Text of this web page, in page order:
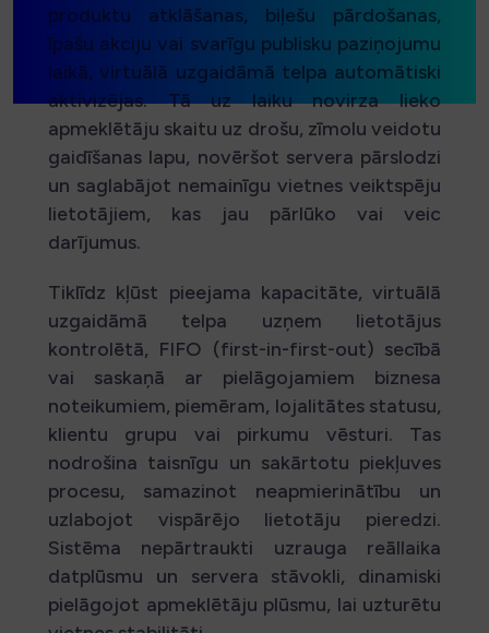
produktu atklāšanas, biļešu pārdošanas,
īpašu akciju vai svarīgu publisku paziņojumu
laikā, virtuālā uzgaidāmā telpa automātiski
aktivizējas. Tā uz laiku novirza lieko
apmeklētāju skaitu uz drošu, zīmolu veidotu
gaidīšanas lapu, novēršot servera pārslodzi
un saglabājot nemainīgu vietnes veiktspēju
lietotājiem, kas jau pārlūko vai veic
darījumus.
Tiklīdz kļūst pieejama kapacitāte, virtuālā
uzgaidāmā telpa uzņem lietotājus
kontrolētā, FIFO (first-in-first-out) secībā
vai saskaņā ar pielāgojamiem biznesa
noteikumiem, piemēram, lojalitātes statusu,
klientu grupu vai pirkumu vēsturi. Tas
nodrošina taisnīgu un sakārtotu piekļuves
procesu, samazinot neapmierinātību un
uzlabojot vispārējo lietotāju pieredzi.
Sistēma nepārtraukti uzrauga reāllaika
datplūsmu un servera stāvokli, dinamiski
pielāgojot apmeklētāju plūsmu, lai uzturētu